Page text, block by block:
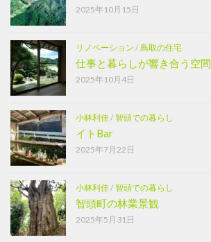
2025年10月15日
リノベーション / 鳥取の住宅
仕事と暮らしが響き合う空間
2025年10月4日
小林利佳/智頭での暮らし
イトBar
2025年7月22日
小林利佳/智頭での暮らし
智頭町の林業景観
2025年5月31日